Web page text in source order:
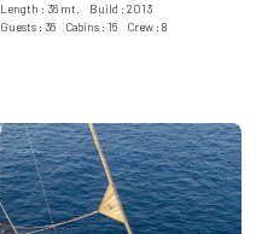
Length : 36 mt. Build : 2013
Guests : 36 Cabins : 16 Crew : 8